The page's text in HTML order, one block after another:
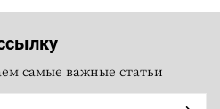
самые важные статьи